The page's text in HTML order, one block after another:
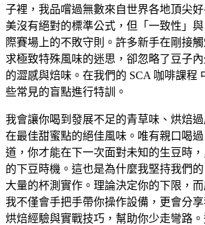
子裡，我品嚐過無數來自世界各地頂尖
美沒有絕對的標準公式，但「一致性」
際賽場上的不敗守則。許多新手在剛接
求極致特殊風味的迷思，卻忽略了豆子
的澀感與焙味。在我們的 SCA 咖啡課程
些常見的盲點進行特訓。
我會讓你喝到發展不足的青草味、烘焙
在最佳甜蜜點的絕佳風味。唯有親口喝
道，你才能在下一次面對未知的生豆時
的下豆時機。這也是為什麼我堅持我們
大量的杯測實作。理論決定你的下限，而
我不僅會手把手帶你操作設備，更會分
烘焙經驗與實戰技巧，幫助你少走彎路。